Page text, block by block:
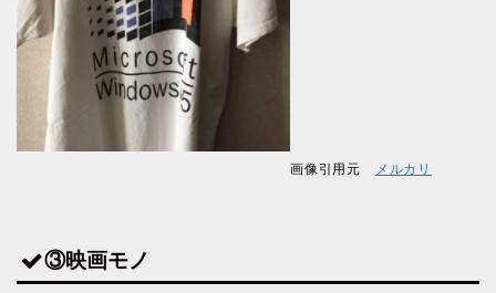
画像引用元 メルカリ
③映画モノ